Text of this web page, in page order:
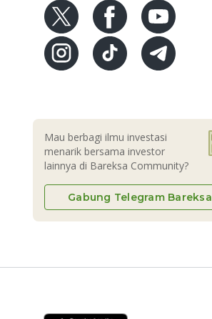
Mau berbagi ilmu investasi
menarik bersama investor
lainnya di Bareksa Community?
Gabung Telegram Bareksa